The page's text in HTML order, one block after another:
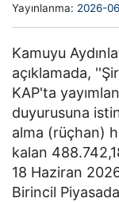
Yayınlanma: 2026-
Kamuyu
açıklamada,
KAP'ta
duyurusuna
alma (rüçhan)
kalan
18 Haziran
Birincil